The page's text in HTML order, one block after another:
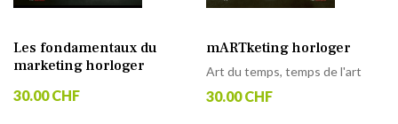
Les fondamentaux du
marketing horloger
30.00 CHF
mARTketing horloger
Art du temps, temps de l'art
30.00 CHF